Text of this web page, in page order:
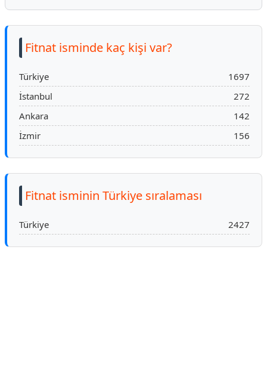
Fitnat isminde kaç kişi var?
Türkiye
1697
İstanbul
272
Ankara
142
İzmir
156
Fitnat isminin Türkiye sıralaması
Türkiye 2427